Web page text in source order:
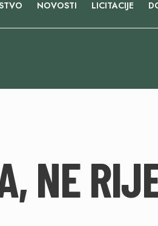
NOVOSTI LICITACIJE
NE